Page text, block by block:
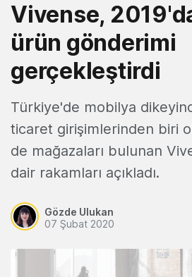
Vivense,
ürün gönderimi
gerçekleştirdi
Türkiye'de mobilya
ticaret girişimlerinden biri
de mağazaları bulunan
dair rakamları açıkladı.
Gözde Ulukan
07 Şubat 2020